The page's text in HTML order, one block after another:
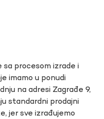
procesom izrade i
imamo u ponudi
na adresi Zagrađe 9,
standardni prodajni
jer sve izrađujemo